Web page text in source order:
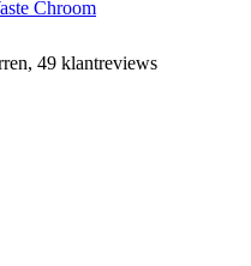
Chroom
49 klantreviews